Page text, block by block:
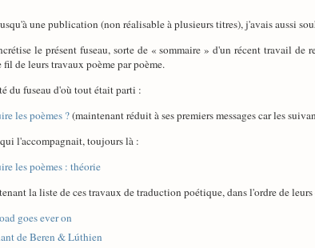
une publication (non réalisable à plusieurs titres), j'avais aussi
le présent fuseau, sorte de « sommaire » d'un récent travail
de leurs travaux poème par poème.
du fuseau d'où tout était parti :
les poèmes ?(maintenant réduit à ses premiers messages car les
l'accompagnait, toujours là :
les poèmes : théorie
la liste de ces travaux de traduction poétique, dans l'ordre de leurs
goes ever on
de Beren & Lúthien